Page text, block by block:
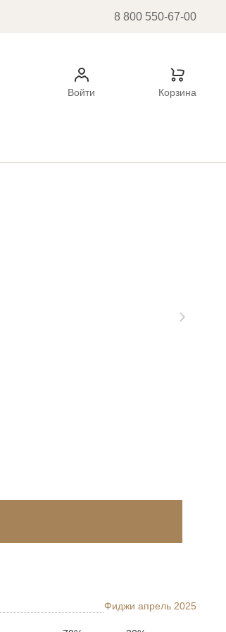
8 800 550-67-00
Войти Корзина
Фиджи апрель 2025